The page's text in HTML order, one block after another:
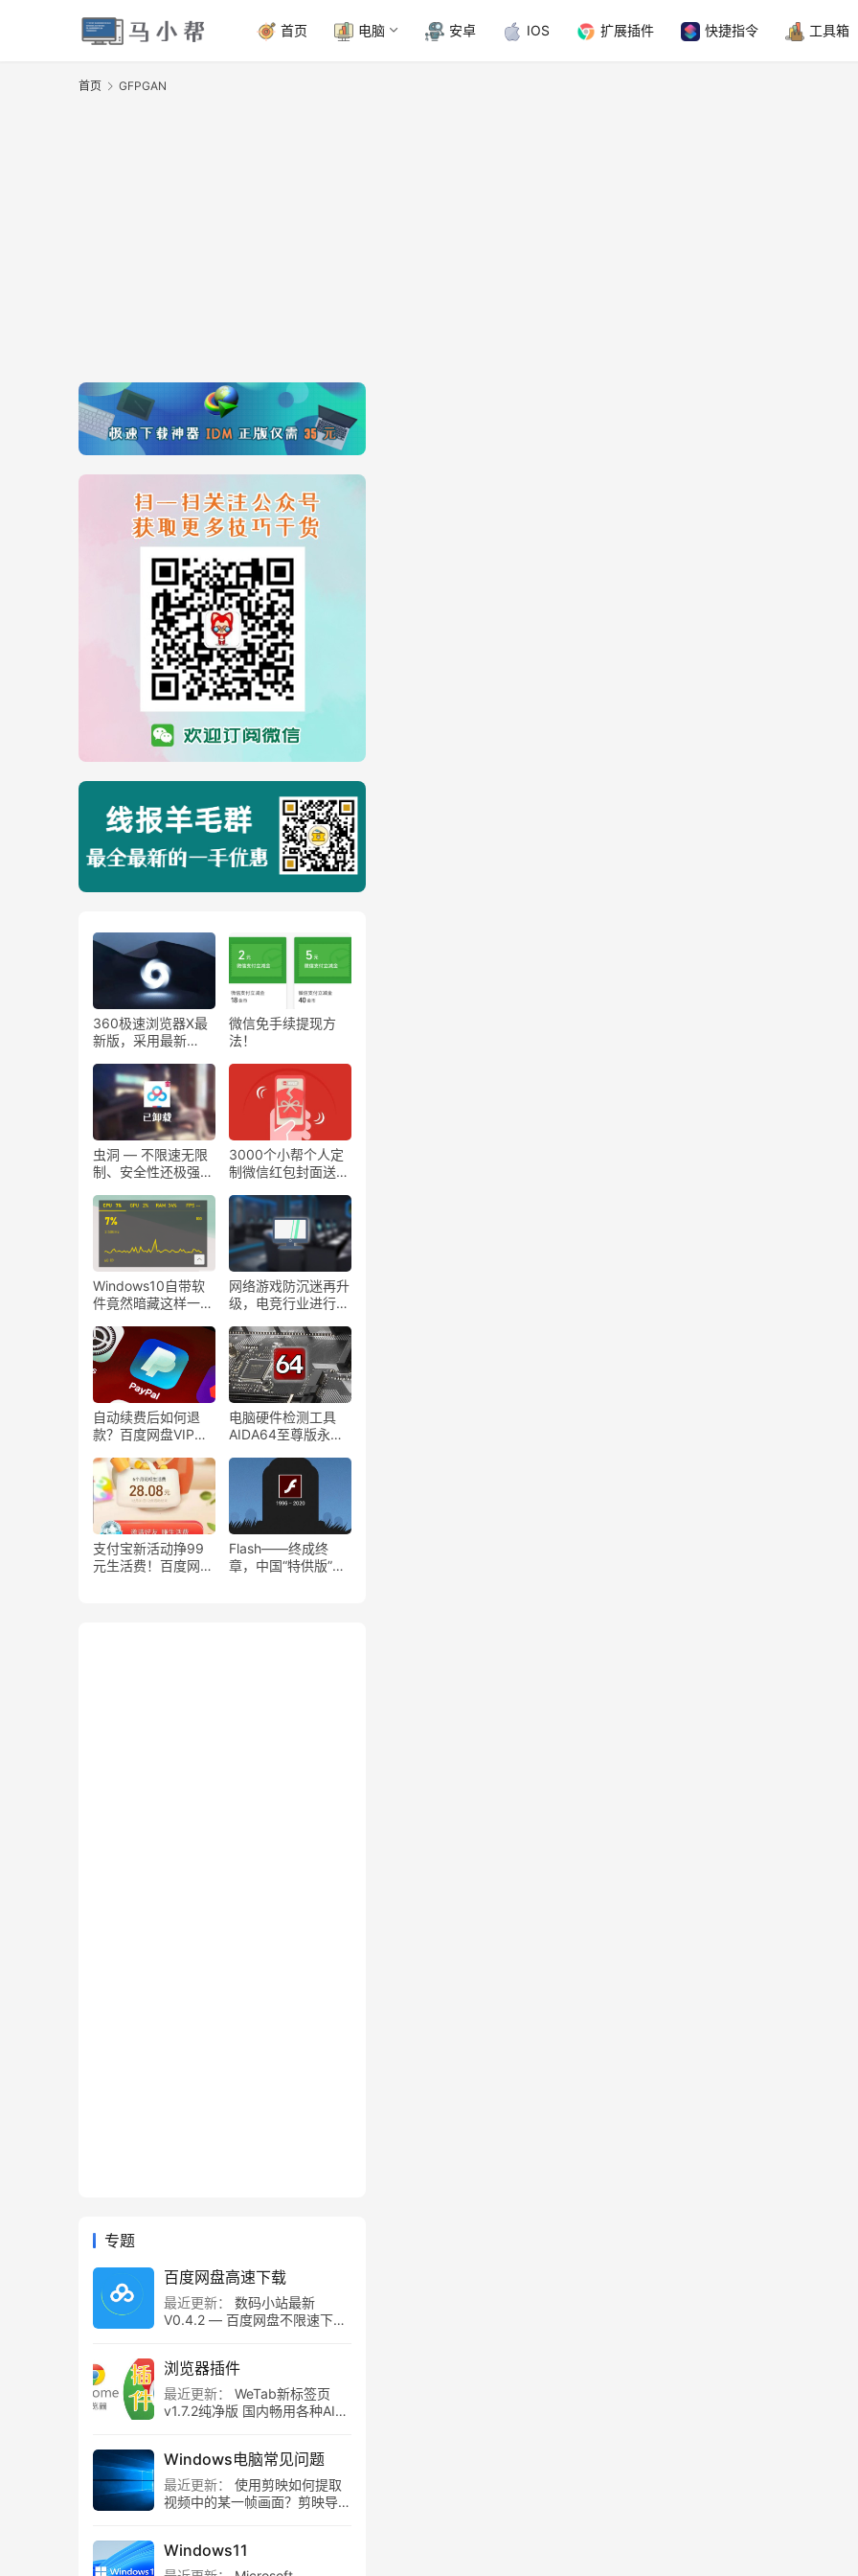
首页 电脑 安卓 IOS 扩展插件 快捷指令 工具箱
首页 GFPGAN
360极速浏览器X最
新版，采用最新
核，64位版本！
微信免手续提现方
法！
虫洞 — 不限速无限
制、安全性还极强的
3000个小帮个人定
制微信红包封面送给
Windows10自带软
件竟然暗藏这样一款
网络游戏防沉迷再升
级，电竞行业进行相
自动续费后如何退
款？百度网盘VIP自
电脑硬件检测工具
AIDA64至尊版永久
支付宝新活动挣99
元生活费！百度网盘
Flash——终成终
章，中国“特供版”成
专题
百度网盘高速下载
最近更新：
数码小站最新
V0.4.2 — 百度网盘不限速下载
浏览器插件
最近更新：
WeTab新标签页
v1.7.2纯净版 国内畅用各种AI组
Windows电脑常见问题
最近更新：
使用剪映如何提取
视频中的某一帧画面？剪映导出
Windows11